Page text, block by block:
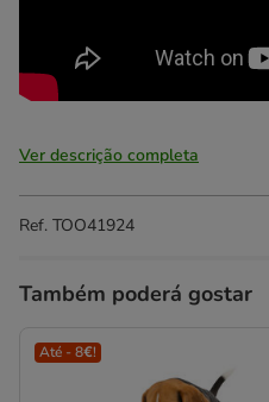
Ver descrição completa
Ref. TOO41924
Também poderá gostar
Até - 8€!